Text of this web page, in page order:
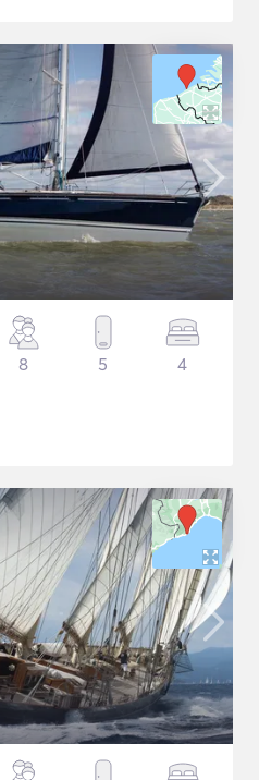
8 5 4